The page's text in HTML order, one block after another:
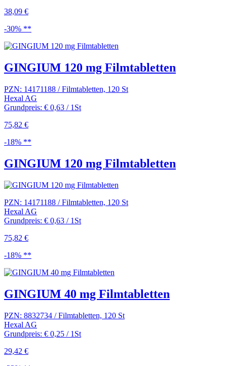
38,09 €
-30% **
GINGIUM 120 mg Filmtabletten
PZN: 14171188 / Filmtabletten, 120 St
Hexal AG
Grundpreis: € 0,63 / 1St
75,82 €
-18% **
GINGIUM 120 mg Filmtabletten
PZN: 14171188 / Filmtabletten, 120 St
Hexal AG
Grundpreis: € 0,63 / 1St
75,82 €
-18% **
GINGIUM 40 mg Filmtabletten
PZN: 8832734 / Filmtabletten, 120 St
Hexal AG
Grundpreis: € 0,25 / 1St
29,42 €